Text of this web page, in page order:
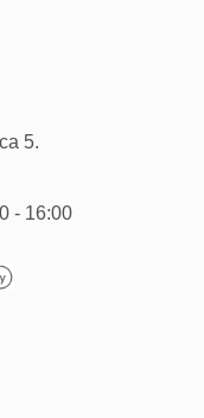
5.
- 16:00